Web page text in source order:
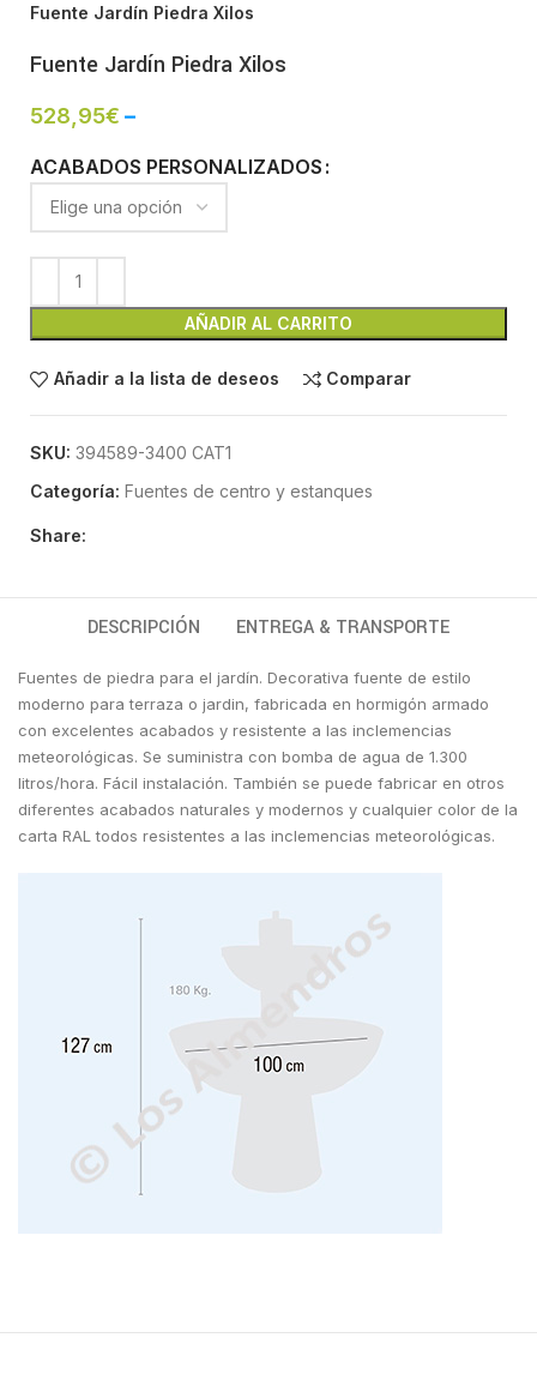
Fuente Jardín Piedra Xilos
Fuente Jardín Piedra Xilos
528,95€ –
ACABADOS PERSONALIZADOS
AÑADIR AL CARRITO
Añadir a la lista de deseos Comparar
SKU: 394589-3400 CAT1
Categoría: Fuentes de centro y estanques
Share:
DESCRIPCIÓN ENTREGA & TRANSPORTE
Fuentes de piedra para el jardín. Decorativa fuente de estilo
moderno para terraza o jardin, fabricada en hormigón armado
con excelentes acabados y resistente a las inclemencias
meteorológicas. Se suministra con bomba de agua de 1.300
litros/hora. Fácil instalación. También se puede fabricar en otros
diferentes acabados naturales y modernos y cualquier color de la
carta RAL todos resistentes a las inclemencias meteorológicas.